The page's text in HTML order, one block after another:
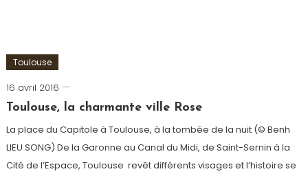
Toulouse
16 avril 2016
admin
Toulouse, la charmante ville Rose
La place du Capitole à Toulouse, à la tombée de la nuit (© Benh
LIEU SONG) De la Garonne au Canal du Midi, de Saint-Sernin à la
Cité de l’Espace, Toulouse revêt différents visages et l’histoire se